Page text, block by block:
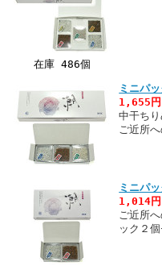
在庫 486個
ミニパ
1,655
中干ち
ご近所
ミニパ
1,014
ご近所
ック２